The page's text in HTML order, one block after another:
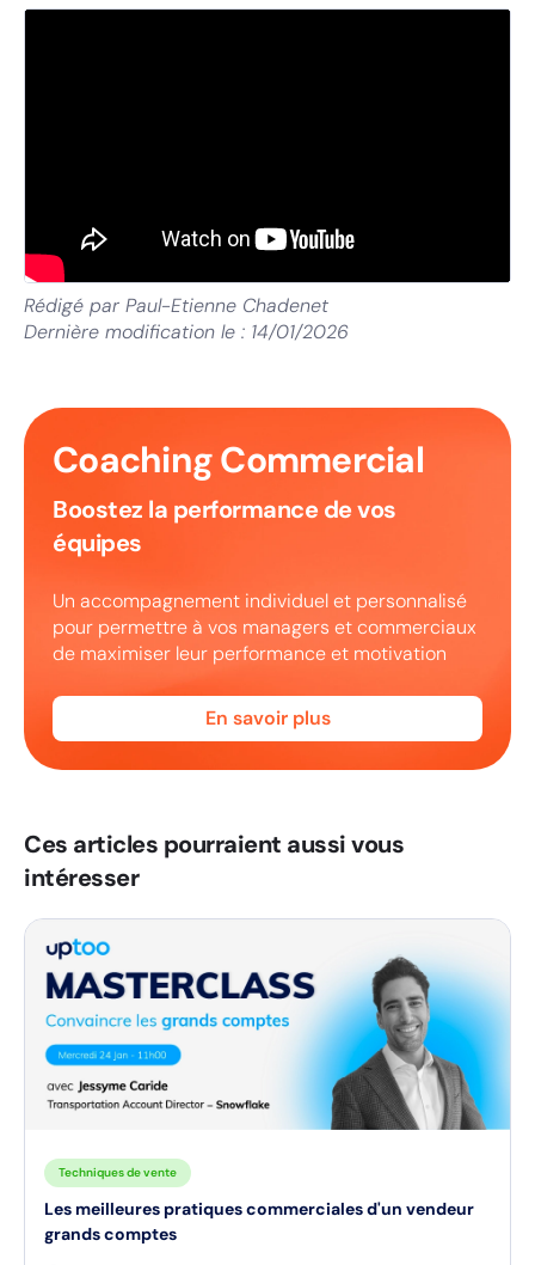
Rédigé par Paul-Etienne Chadenet
Dernière modification le : 14/01/2026
Coaching Commercial
Boostez la performance de vos
équipes
Un accompagnement individuel et personnalisé
pour permettre à vos managers et commerciaux
de maximiser leur performance et motivation
En savoir plus
Ces articles pourraient aussi vous
intéresser
Techniques de vente
Les meilleures pratiques commerciales d'un vendeur
grands comptes